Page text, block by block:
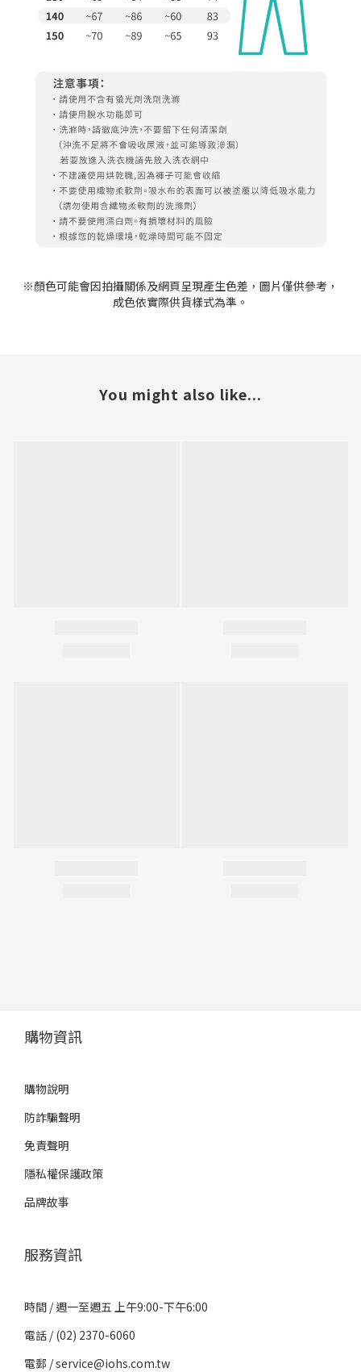
※顏色可能會因拍攝關係及網頁呈現產生色差，圖片僅供參考，
成色依實際供貨樣式為準。
You might also like...
購物資訊
購物說明
防詐騙聲明
免責聲明
隱私權保護政策
品牌故事
服務資訊
時間 / 週一至週五 上午9:00-下午6:00
電話 / (02) 2370-6060
電郵 / service@iohs.com.tw